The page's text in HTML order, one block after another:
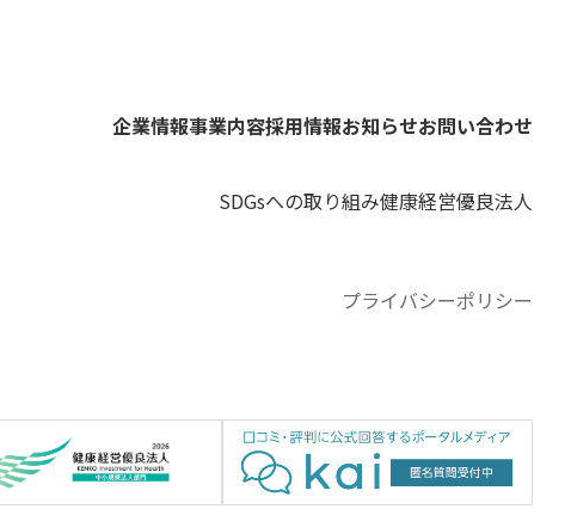
企業情報事業内容採用情報お知らせお問い合わせ
SDGsへの取り組み健康経営優良法人
プライバシーポリシー